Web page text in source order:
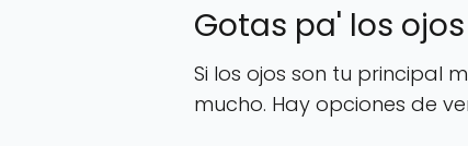
Gotas pa' los ojos
Si los ojos son tu principal
mucho. Hay opciones de